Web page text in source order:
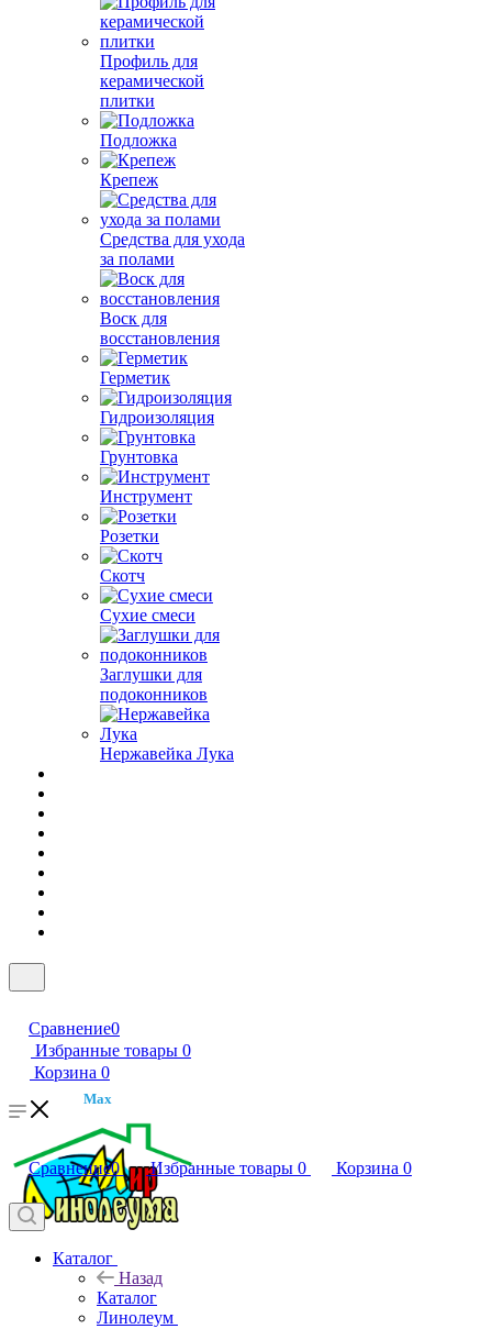
Профиль для
керамической
плитки
Подложка
Крепеж
Средства для ухода
за полами
Воск для
восстановления
Герметик
Гидроизоляция
Грунтовка
Инструмент
Розетки
Скотч
Сухие смеси
Заглушки для
подоконников
Нержавейка Лука
Сравнение0
Избранные товары 0
Корзина 0
Max
Сравнение0 Избранные товары 0 Корзина 0
Каталог
Назад
Каталог
Линолеум